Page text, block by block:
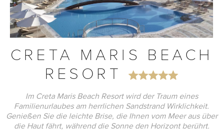
CRETA MARIS BEACH
RESORT
Im Creta Maris Beach Resort wird der Traum eines
Familienurlaubes am herrlichen Sandstrand Wirklichkeit.
Genießen Sie die leichte Brise, die Ihnen vom Meer aus über
die Haut fährt, während die Sonne den Horizont berührt.